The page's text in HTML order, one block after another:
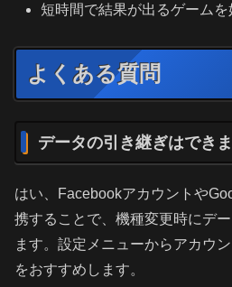
短時間で結果が出るゲームを
よくある質問
データの引き継ぎはでき
はい、Facebookアカウントや
携することで、機種変更時にデ
ます。設定メニューからアカウ
をおすすめします。